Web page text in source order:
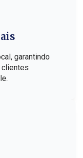
garantindo
clientes